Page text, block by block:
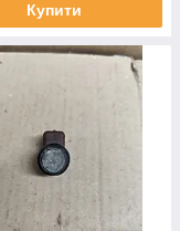
Купити